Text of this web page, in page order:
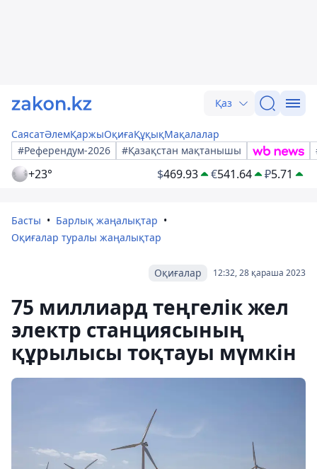
Қаз
СаясатӘлемҚаржыОқиғаҚұқықМақалалар
#Референдум-2026
#Қазақстан мақтанышы
+23° $469.93 €541.64 ₽5.71
Басты
Барлық жаңалықтар
Оқиғалар туралы жаңалықтар
12:32, 28 қараша 2023
Оқиғалар
75 миллиард теңгелік жел
электр станциясының
құрылысы тоқтауы мүмкін